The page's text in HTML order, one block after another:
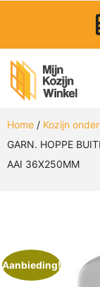
Home / Kozijn
GARN. HOPPE
AAI 36X250MM
Aanbieding!